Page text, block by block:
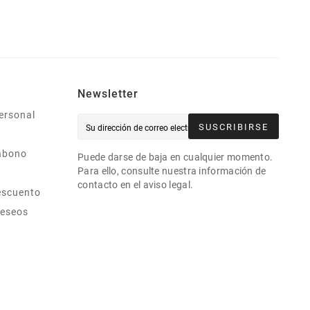
Newsletter
SUSCRIBIRSE
Puede darse de baja en cualquier momento.
Para ello, consulte nuestra información de
contacto en el aviso legal.